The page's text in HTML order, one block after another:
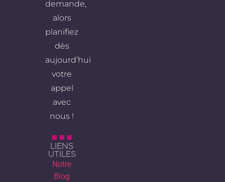
demande,
alors
planifiez
dès
aujourd’hui
votre
appel
avec
nous !
LIENS
UTILES
Notre
Blog